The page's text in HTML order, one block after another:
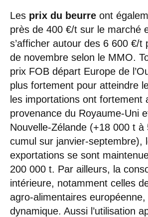
Les prix du beurre ont
près de 400 €/t sur le marché
s’afficher autour des 6 600 €/t
de novembre selon le MMO.
prix FOB départ Europe de
plus fortement pour atteindre
les importations ont fortement
provenance du Royaume-Uni
Nouvelle-Zélande (+18 000 t à
cumul sur janvier-septembre),
exportations se sont
200 000 t. Par ailleurs, la
intérieure, notamment celles
agro-alimentaires européenne,
dynamique. Aussi l’utilisation